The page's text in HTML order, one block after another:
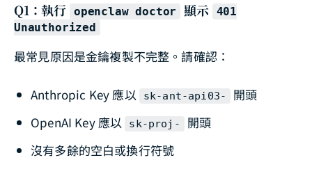
Q1：執行 openclaw doctor 顯示 401
Unauthorized
最常見原因是金鑰複製不完整。請確認：
Anthropic Key 應以 sk-ant-api03-
開頭
OpenAI Key 應以
sk-proj-
開頭
沒有多餘的空白或換行符號